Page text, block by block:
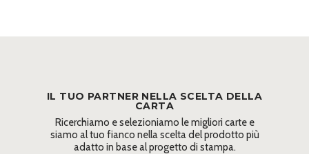
IL TUO PARTNER NELLA SCELTA DELLA
CARTA
Ricerchiamo e selezioniamo le migliori carte e
siamo al tuo fianco nella scelta del prodotto più
adatto in base al progetto di stampa.